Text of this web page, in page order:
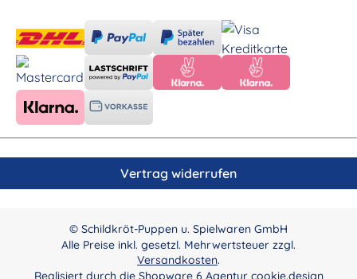
Vertrag widerrufen
© Schildkröt-Puppen u. Spielwaren GmbH
Alle Preise inkl. gesetzl. Mehrwertsteuer zzgl.
Versandkosten.
Realisiert durch die Shopware 6 Agentur cookie.design